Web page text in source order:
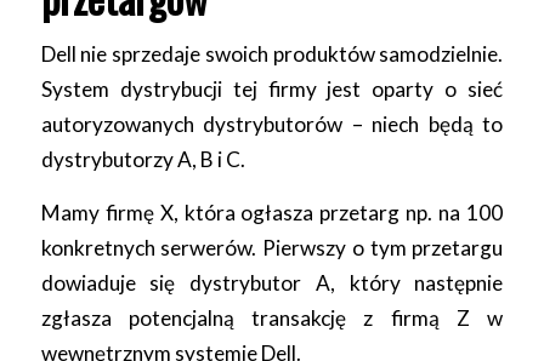
Dell nie sprzedaje swoich produktów samodzielnie.
System dystrybucji tej firmy jest oparty o sieć
autoryzowanych dystrybutorów – niech będą to
dystrybutorzy A, B i C.
Mamy firmę X, która ogłasza przetarg np. na 100
konkretnych serwerów. Pierwszy o tym przetargu
dowiaduje się dystrybutor A, który następnie
zgłasza potencjalną transakcję z firmą Z w
wewnętrznym systemie Dell.